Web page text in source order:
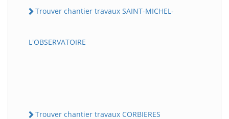
Trouver chantier travaux SAINT-MICHEL-
L'OBSERVATOIRE
Trouver chantier travaux CORBIERES